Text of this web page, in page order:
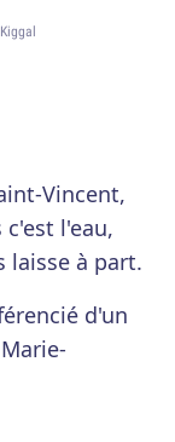
Vincent,
c'est l'eau,
laisse à part.
d'un